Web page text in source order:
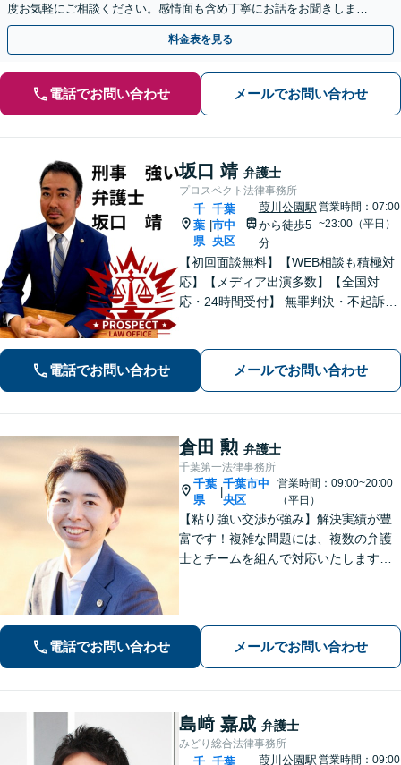
度お気軽にご相談ください。感情面も含め丁寧にお話をお聞きしま
す。
料金表を見る
電話でお問い合わせ メールでお問い合わせ
坂口 靖 弁護士
プロスペクト法律事務所
千
葉
県
千葉
市中
央区
葭川公園駅
から徒歩5
分
営業時間：07:00
~23:00（平日）
【初回面談無料】【WEB相談も積極対
応】【メディア出演多数】【全国対
応・24時間受付】 無罪判決・不起訴多
結果へ。粘り強く、鋭く、そして迅速
に。明朗な料金体系で安心サポート。
電話でお問い合わせ メールでお問い合わせ
倉田 勲 弁護士
千葉第一法律事務所
千葉
県
千葉市中
央区
営業時間：09:00~20:00
（平日）
【粘り強い交渉が強み】解決実績が豊
富です！複雑な問題には、複数の弁護
士とチームを組んで対応いたします。
ください。
電話でお問い合わせ メールでお問い合わせ
島﨑 嘉成 弁護士
みどり総合法律事務所
千 千葉
葭川公園駅 営業時間：09:00